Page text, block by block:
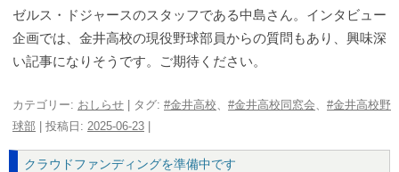
ゼルス・ドジャースのスタッフである中島さん。インタビュー
企画では、金井高校の現役野球部員からの質問もあり、興味深
い記事になりそうです。ご期待ください。
カテゴリー: おしらせ | タグ: #金井高校 #金井高校同窓会
#金井高校野
球部 | 投稿日: 2025-06-23
クラウドファンディングを準備中です